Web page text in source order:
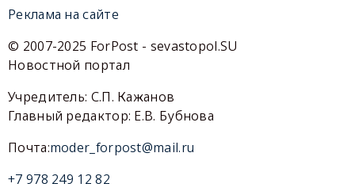
Реклама на сайте
© 2007-2025 ForPost - sevastopol.SU
Новостной портал
Учредитель: С.П. Кажанов
Главный редактор: Е.В. Бубнова
Почта:moder_forpost@mail.ru
+7 978 249 12 82